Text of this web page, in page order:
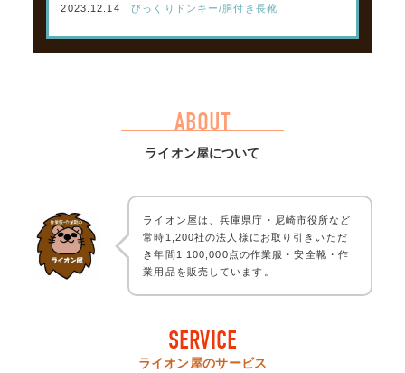
2023.12.14 びっくりドンキー/胴付き長靴
ABOUT
ライオン屋について
ライオン屋は、兵庫県庁・尼崎市役所など
常時1,200社の法人様にお取り引きいただ
き年間1,100,000点の作業服・安全靴・作
業用品を販売しています。
SERVICE
ライオン屋のサービス